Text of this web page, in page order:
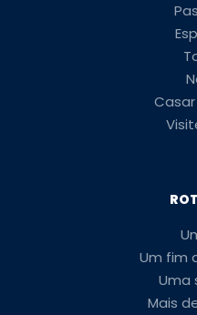
Um fim
Uma
Mais